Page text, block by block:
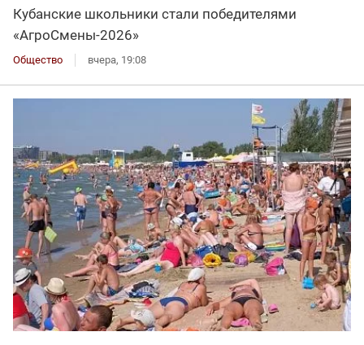
Кубанские школьники стали победителями
«АгроСмены-2026»
Общество вчера, 19:08